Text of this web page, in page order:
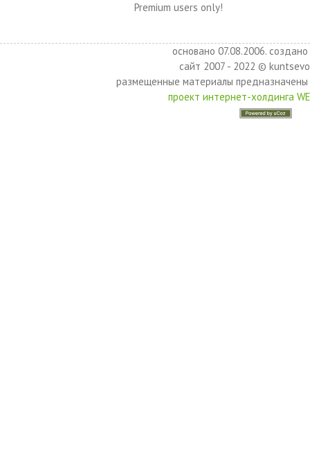
Premium users only!
основано 07.08.2006.
сайт 2007 - 2022 ©
размещенные материалы
проект интернет-холдинга